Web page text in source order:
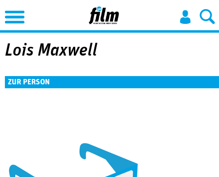
Jump to Navigation
Lois Maxwell
ZUR PERSON